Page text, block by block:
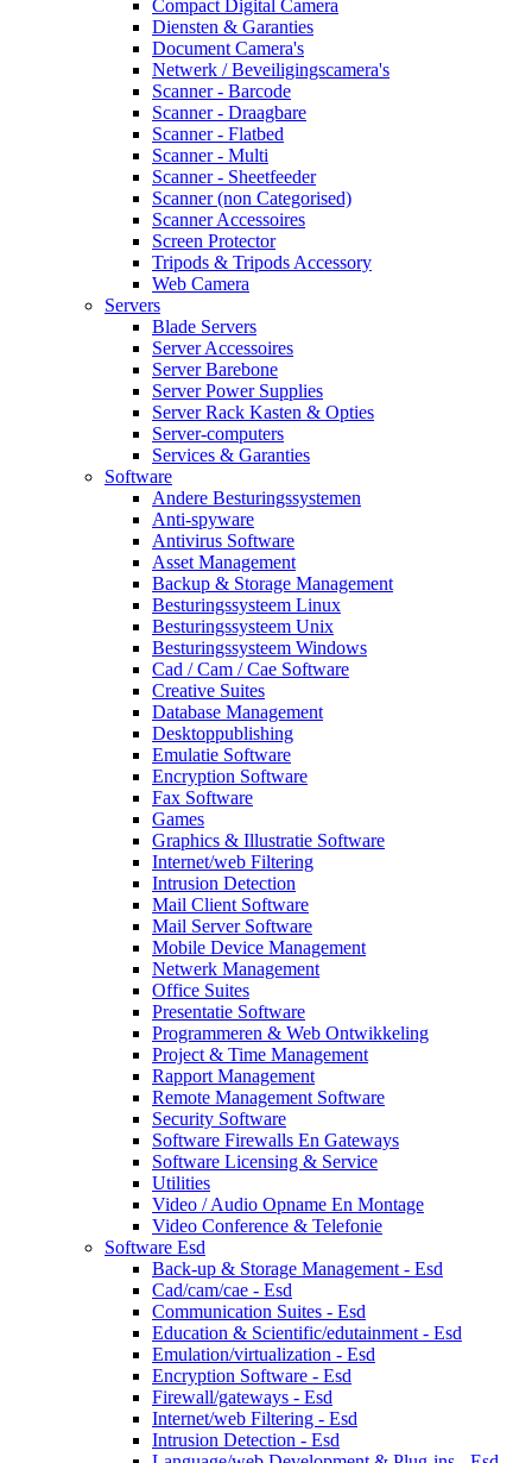
Compact Digital Camera
Diensten & Garanties
Document Camera's
Netwerk / Beveiligingscamera's
Scanner - Barcode
Scanner - Draagbare
Scanner - Flatbed
Scanner - Multi
Scanner - Sheetfeeder
Scanner (non Categorised)
Scanner Accessoires
Screen Protector
Tripods & Tripods Accessory
Web Camera
Servers
Blade Servers
Server Accessoires
Server Barebone
Server Power Supplies
Server Rack Kasten & Opties
Server-computers
Services & Garanties
Software
Andere Besturingssystemen
Anti-spyware
Antivirus Software
Asset Management
Backup & Storage Management
Besturingssysteem Linux
Besturingssysteem Unix
Besturingssysteem Windows
Cad / Cam / Cae Software
Creative Suites
Database Management
Desktoppublishing
Emulatie Software
Encryption Software
Fax Software
Games
Graphics & Illustratie Software
Internet/web Filtering
Intrusion Detection
Mail Client Software
Mail Server Software
Mobile Device Management
Netwerk Management
Office Suites
Presentatie Software
Programmeren & Web Ontwikkeling
Project & Time Management
Rapport Management
Remote Management Software
Security Software
Software Firewalls En Gateways
Software Licensing & Service
Utilities
Video / Audio Opname En Montage
Video Conference & Telefonie
Software Esd
Back-up & Storage Management - Esd
Cad/cam/cae - Esd
Communication Suites - Esd
Education & Scientific/edutainment - Esd
Emulation/virtualization - Esd
Encryption Software - Esd
Firewall/gateways - Esd
Internet/web Filtering - Esd
Intrusion Detection - Esd